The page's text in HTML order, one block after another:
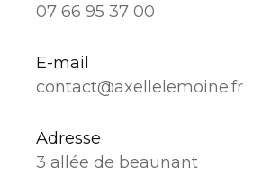
07 66 95 37 00
E-mail
contact@axellelemoine.fr
Adresse
3 allée de beaunant